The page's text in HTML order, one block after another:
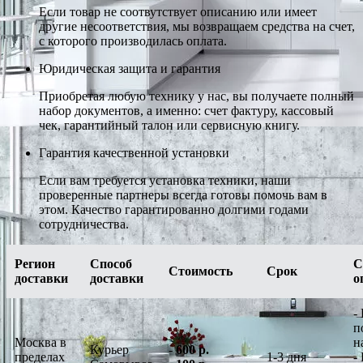
Если товар не соотвутствует описанию или имеет
другие несоответствия, мы возвращаем средства на счет,
с которого производилась оплата.
Юридическая защита и гарантия
Приобретая любую технику у нас, вы получаете полный
набор документов, а именно: счет фактуру, кассовый
чек, гарантийный талон или сервисную книгу.
Гарантия качественной установки
Если вам требуется установка техники, наши
проверенные партнеры всегда готовы помочь вам в
этом. Качество гарантированно долгими годами
сотрудничества.
Регион
доставки
Способ
доставки
Стоимость Срок
Москва в
пределах
Курьер
-600 р.
1-3 дня
-
-